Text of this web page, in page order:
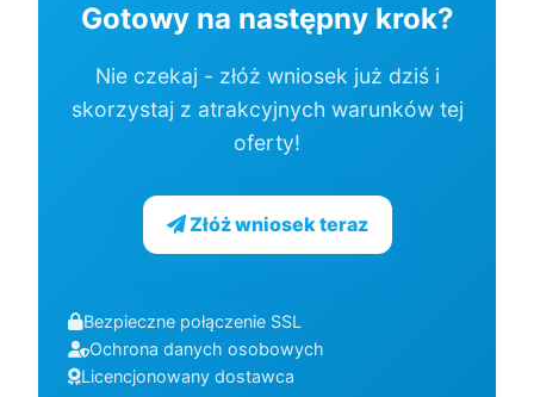
Gotowy na następny krok?
Nie czekaj - złóż wniosek już dziś i
skorzystaj z atrakcyjnych warunków tej
oferty!
Złóż wniosek teraz
Bezpieczne połączenie SSL
Ochrona danych osobowych
Licencjonowany dostawca